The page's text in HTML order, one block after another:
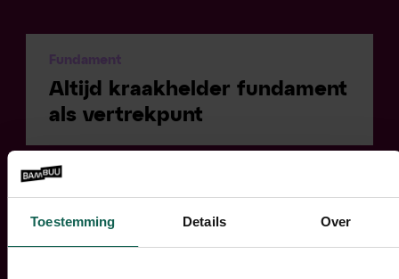
Toestemming Details Over
Fundament
Altijd kraakhelder fundament
als vertrekpunt
De basis